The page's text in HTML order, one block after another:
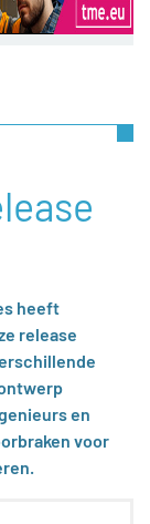
heeft
release
en
voor